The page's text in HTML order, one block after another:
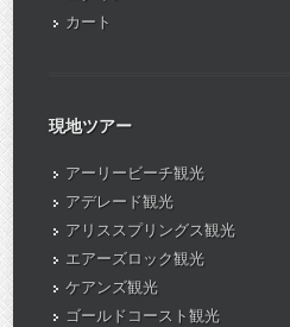
カート
現地ツアー
アーリービーチ観光
アデレード観光
アリススプリングス観光
エアーズロック観光
ケアンズ観光
ゴールドコースト観光